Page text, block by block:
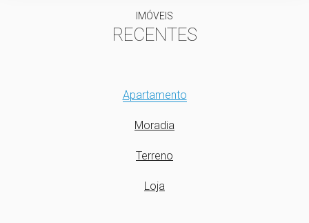
IMÓVEIS
RECENTES
Apartamento
Moradia
Terreno
Loja